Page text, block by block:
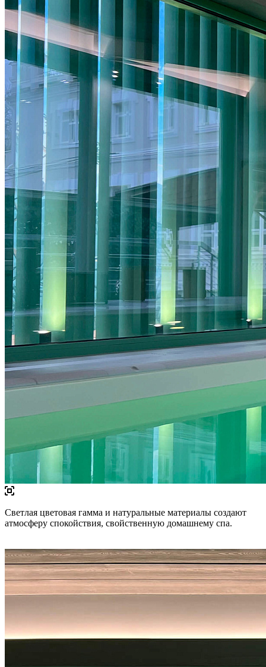
Светлая цветовая гамма и натуральные материалы создают
атмосферу спокойствия, свойственную домашнему спа.